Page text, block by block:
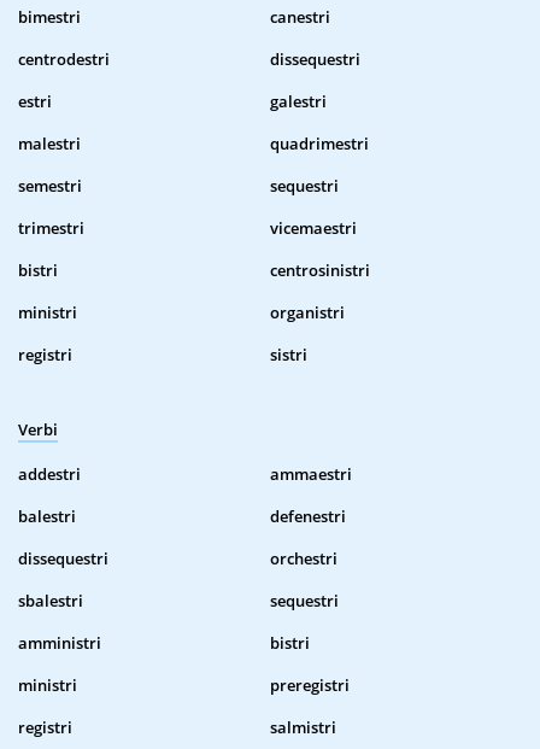
bimestri
canestri
centrodestri
dissequestri
estri
galestri
malestri
quadrimestri
semestri
sequestri
trimestri
vicemaestri
bistri
centrosinistri
ministri
organistri
registri
sistri
Verbi
addestri
ammaestri
balestri
defenestri
dissequestri
orchestri
sbalestri
sequestri
amministri
bistri
ministri
preregistri
registri
salmistri